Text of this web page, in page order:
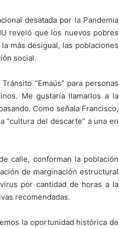
desatada por la Pandemia
reveló que los nuevos pobres
más desigual, las poblaciones
social.
“Emaús” para personas
Me gustaría llamarlos a la
Como señala Francisco,
“cultura del descarte” a una en
calle, conforman la población
de marginación estructural
por cantidad de horas a la
recomendadas.
la oportunidad histórica de